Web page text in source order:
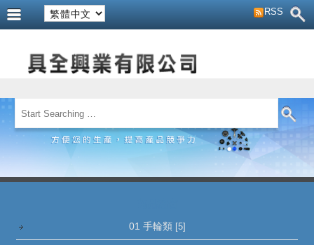
RSS
01 手輪類 [5]